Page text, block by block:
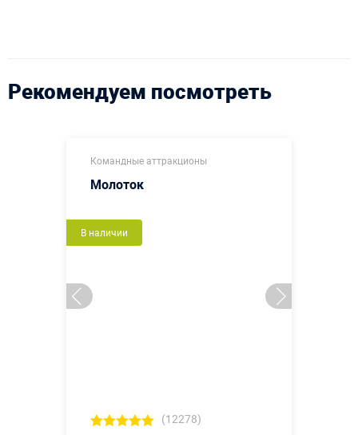
Рекомендуем посмотреть
Командные аттракционы
Молоток
В наличии
(12278)